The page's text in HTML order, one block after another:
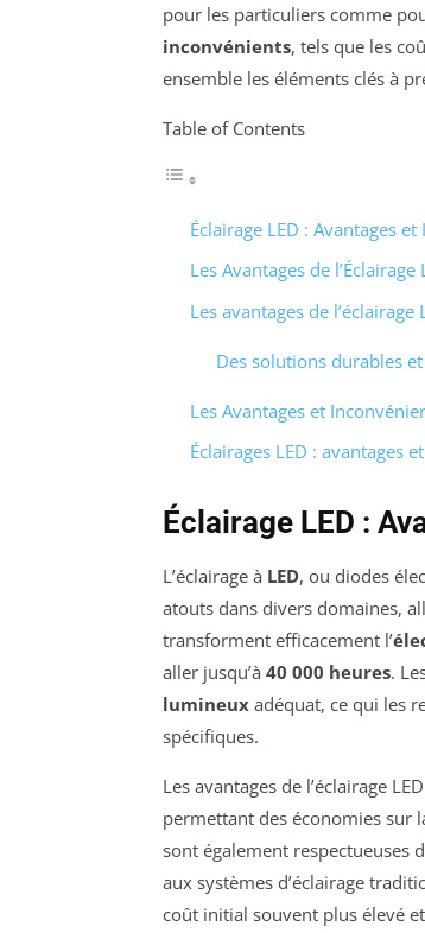
pour les particuliers comme
inconvénients, tels que les
ensemble les éléments clés à
Table of Contents
Éclairage LED : Avantages
Les Avantages de l’Éclairage
Les avantages de
Des solutions durables
Les Avantages et
Éclairages LED : avantages
Éclairage LED :
L’éclairage à LED, ou diodes
atouts dans divers domaines,
transforment efficacement l’
aller jusqu’à 40 000 heures.
lumineux adéquat, ce qui les
spécifiques.
Les avantages de l’éclairage
permettant des économies sur
sont également respectueuses
aux systèmes d’éclairage
coût initial souvent plus élevé